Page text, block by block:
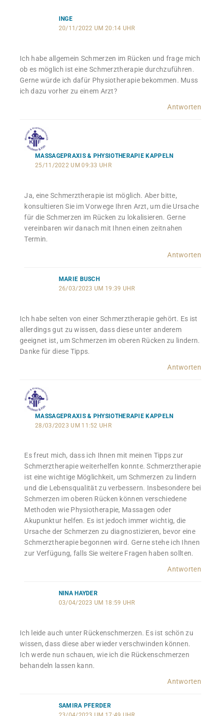
INGE
20/11/2022 UM 20:14 UHR
Ich habe allgemein Schmerzen im Rücken und frage mich
ob es möglich ist eine Schmerztherapie durchzuführen.
Gerne würde ich dafür Physiotherapie bekommen. Muss
ich dazu vorher zu einem Arzt?
Antworten
MASSAGEPRAXIS & PHYSIOTHERAPIE KAPPELN
25/11/2022 UM 09:33 UHR
Ja, eine Schmerztherapie ist möglich. Aber bitte,
konsultieren Sie im Vorwege Ihren Arzt, um die Ursache
für die Schmerzen im Rücken zu lokalisieren. Gerne
vereinbaren wir danach mit Ihnen einen zeitnahen
Termin.
Antworten
MARIE BUSCH
26/03/2023 UM 19:39 UHR
Ich habe selten von einer Schmerztherapie gehört. Es ist
allerdings gut zu wissen, dass diese unter anderem
geeignet ist, um Schmerzen im oberen Rücken zu lindern.
Danke für diese Tipps.
Antworten
MASSAGEPRAXIS & PHYSIOTHERAPIE KAPPELN
28/03/2023 UM 11:52 UHR
Es freut mich, dass ich Ihnen mit meinen Tipps zur
Schmerztherapie weiterhelfen konnte. Schmerztherapie
ist eine wichtige Möglichkeit, um Schmerzen zu lindern
und die Lebensqualität zu verbessern. Insbesondere bei
Schmerzen im oberen Rücken können verschiedene
Methoden wie Physiotherapie, Massagen oder
Akupunktur helfen. Es ist jedoch immer wichtig, die
Ursache der Schmerzen zu diagnostizieren, bevor eine
Schmerztherapie begonnen wird. Gerne stehe ich Ihnen
zur Verfügung, falls Sie weitere Fragen haben sollten.
Antworten
NINA HAYDER
03/04/2023 UM 18:59 UHR
Ich leide auch unter Rückenschmerzen. Es ist schön zu
wissen, dass diese aber wieder verschwinden können.
Ich werde nun schauen, wie ich die Rückenschmerzen
behandeln lassen kann.
Antworten
SAMIRA PFERDER